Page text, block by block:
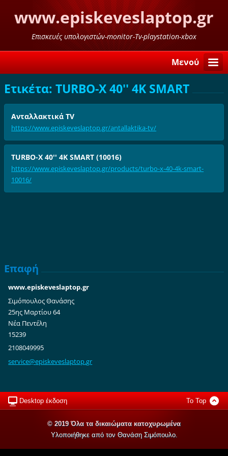
www.episkeveslaptop.gr
Επισκευές υπολογιστών-monitor-Tv-playstation-xbox
Μενού
Ετικέτα: TURBO-X 40'' 4K SMART
Ανταλλακτικά TV
https://www.episkeveslaptop.gr/antallaktika-tv/
TURBO-X 40'' 4K SMART (10016)
https://www.episkeveslaptop.gr/products/turbo-x-40-4k-smart-
10016/
Επαφή
www.episkeveslaptop.gr
Σιμόπουλος Θανάσης
25ης Μαρτίου 64
Νέα Πεντέλη
15239
2108049995
service@episkeveslaptop.gr
Desktop έκδοση To Top
© 2019 Όλα τα δικαιώματα κατοχυρωμένα
Υλοποιήθηκε από τον Θανάση Σιμόπουλο.